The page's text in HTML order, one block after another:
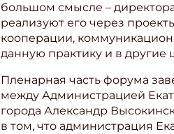
большом смысле –
реализуют его через
кооперации,
данную практику и в другие
Пленарная часть форума
между Администрацией
города Александр
в том, что администрация